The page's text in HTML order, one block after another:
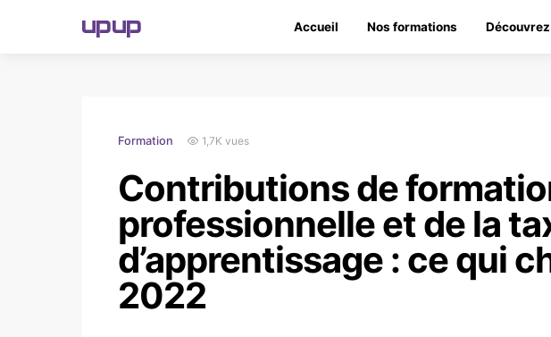
upup Accueil Nos formations
Formation 1,7K vues
Contributions de
professionnelle et de la
d’apprentissage : ce qui
2022